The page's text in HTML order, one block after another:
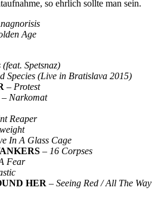
so ehrlich sollte man sein.
Age
Spetsnaz)
Species (Live in Bratislava 2015)
– Protest
– Narkomat
Reaper
In A Glass Cage
– 16 Corpses
Fear
HER – Seeing Red / All The Way